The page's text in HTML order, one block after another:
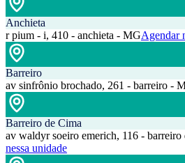
Anchieta
r pium - i, 410 - anchieta - MGAgendar
Barreiro
av sinfrônio brochado, 261 - barreiro -
Barreiro de Cima
av waldyr soeiro emerich, 116 -
nessa unidade